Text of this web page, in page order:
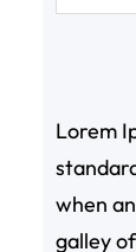
Lorem
when
galley